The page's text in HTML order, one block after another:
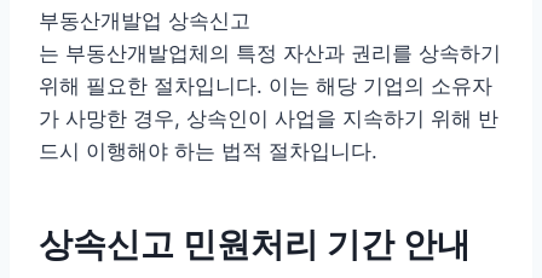
부동산개발업 상속신고
는 부동산개발업체의 특정 자산과 권리를 상속하기
위해 필요한 절차입니다. 이는 해당 기업의 소유자
가 사망한 경우, 상속인이 사업을 지속하기 위해 반
드시 이행해야 하는 법적 절차입니다.
상속신고 민원처리 기간 안내